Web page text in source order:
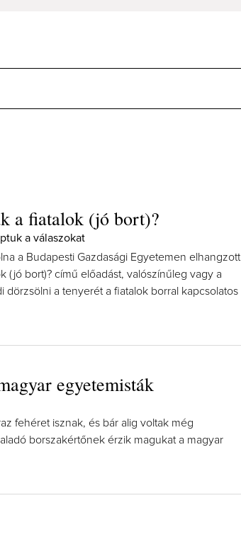
a fiatalok (jó bort)?
a válaszokat
a Budapesti Gazdasági Egyetemen elhangzott
(jó bort)? című előadást, valószínűleg vagy a
dörzsölni a tenyerét a fiatalok borral kapcsolatos
egyetemisták
fehéret isznak, és bár alig voltak még
borszakértőnek érzik magukat a magyar